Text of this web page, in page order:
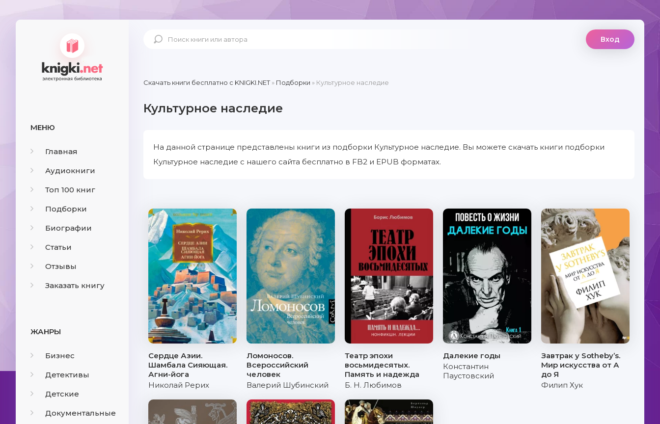
МЕНЮ
Главная
Аудиокниги
Топ 100 книг
Подборки
Биографии
Статьи
Отзывы
Заказать книгу
ЖАНРЫ
Бизнес
Детективы
Детские
Документальные
Вход
Скачать книги бесплатно c KNIGKI.NET» Подборки » Культурное наследие
Культурное наследие
На данной странице представлены книги из подборки Культурное наследие. Вы можете скачать книги подборки
Культурное наследие с нашего сайта бесплатно в FB2 и EPUB форматах.
Сердце Азии.
Шамбала Сияющая.
Агни-йога
Николай Рерих
Ломоносов.
Всероссийский
человек
Валерий Шубинский
Театр эпохи
восьмидесятых.
Память и надежда
Б. Н. Любимов
Далекие годы
Константин
Паустовский
Завтрак у Sotheby’s.
Мир искусства от А
до Я
Филип Хук